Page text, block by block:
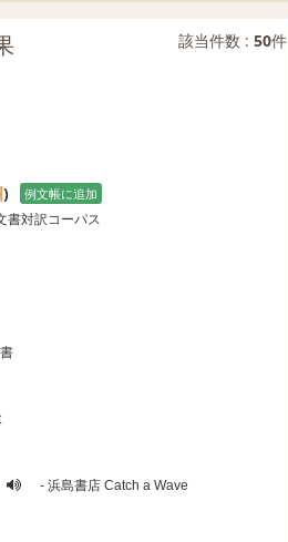
該当件数 : 50件
) 例文帳に追加
書対訳コーパス
- 浜島書店 Catch a Wave